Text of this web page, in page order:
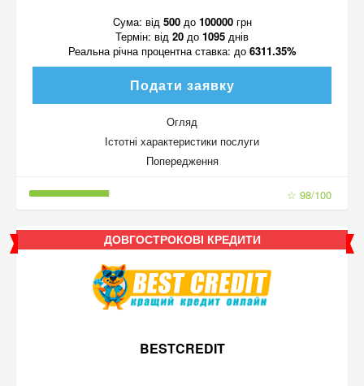
Cума: від 500до 100000грн
Термін: від 20 до 1095 днів
Реальна річна процентна ставка: до 6311.35%
Подати заявку
Огляд
Істотні характеристики послуги
Попередження
☆ 98/100
ДОВГОСТРОКОВІ КРЕДИТИ
BESTCREDIT